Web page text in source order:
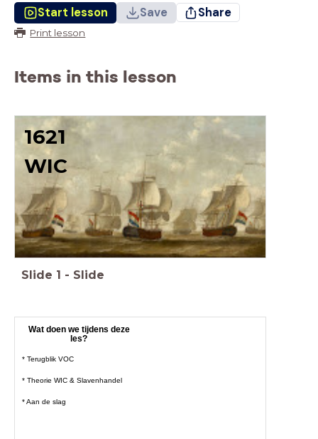
Start lesson Save Share
Print lesson
Items in this lesson
1621
WIC
Slide 1 - Slide
Wat doen we tijdens deze
les?
* Terugblik VOC
* Theorie WIC & Slavenhandel
* Aan de slag